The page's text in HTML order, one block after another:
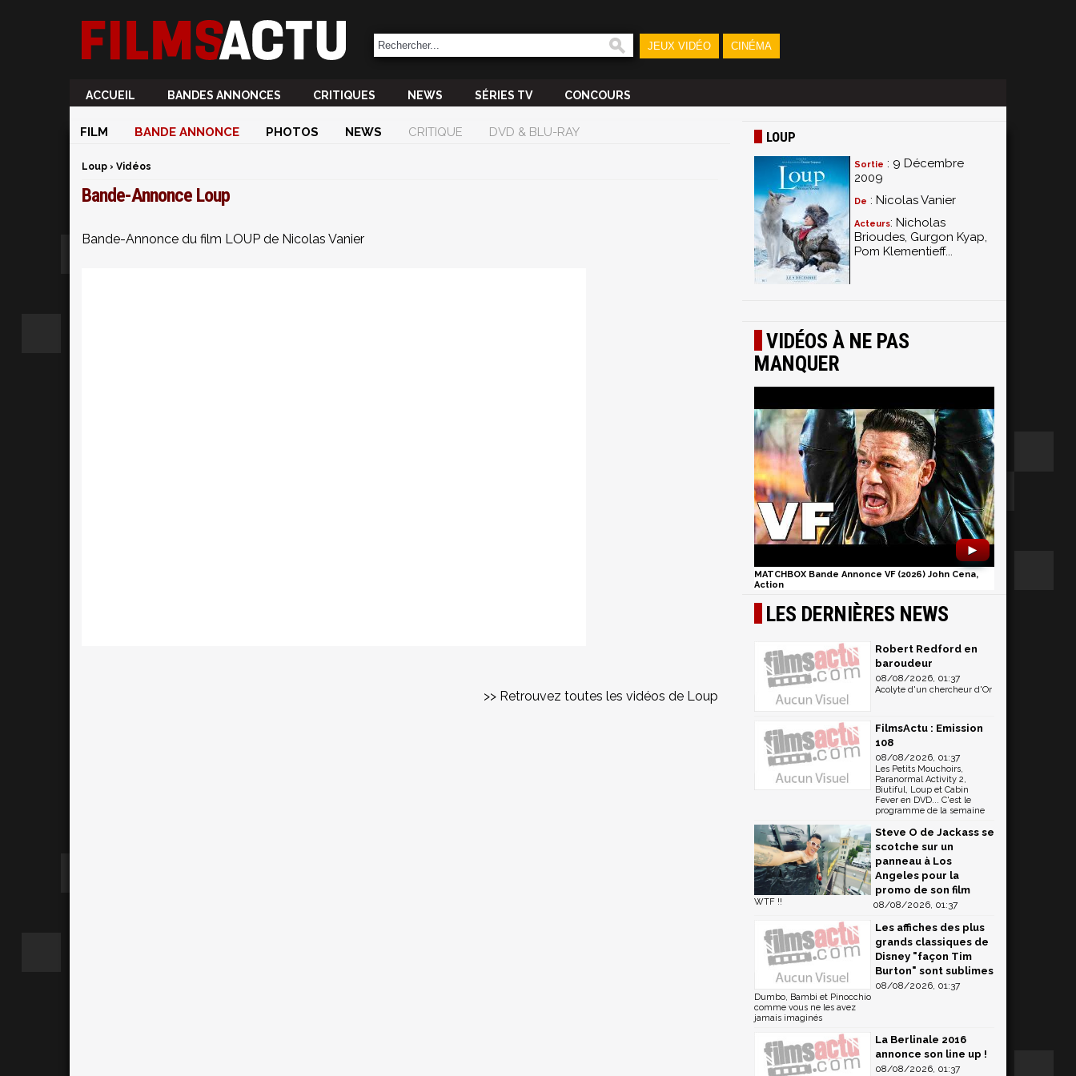
JEUX VIDÉO CINÉMA
ACCUEIL BANDES ANNONCES CRITIQUES NEWS SÉRIES TV CONCOURS
FILM BANDE ANNONCE PHOTOS NEWS CRITIQUE DVD & BLU-RAY
Loup › Vidéos
Bande-Annonce Loup
Bande-Annonce du film LOUP de Nicolas Vanier
>> Retrouvez toutes les vidéos de Loup
LOUP
Sortie : 9 Décembre
2009
De : Nicolas Vanier
Acteurs: Nicholas
Brioudes, Gurgon Kyap,
Pom Klementieff...
VIDÉOS À NE PAS
MANQUER
►
MATCHBOX Bande Annonce VF (2026) John Cena,
Action
LES DERNIÈRES NEWS
Robert Redford en
baroudeur
08/08/2026, 01:37
Acolyte d'un chercheur d'Or
FilmsActu : Emission
108
08/08/2026, 01:37
Les Petits Mouchoirs,
Paranormal Activity 2,
Biutiful, Loup et Cabin
Fever en DVD... C'est le
programme de la semaine
Steve O de Jackass se
scotche sur un
panneau à Los
Angeles pour la
promo de son film
08/08/2026, 01:37
WTF !!
Les affiches des plus
grands classiques de
Disney "façon Tim
Burton" sont sublimes
08/08/2026, 01:37
Dumbo, Bambi et Pinocchio
comme vous ne les avez
jamais imaginés
La Berlinale 2016
annonce son line up !
08/08/2026, 01:37